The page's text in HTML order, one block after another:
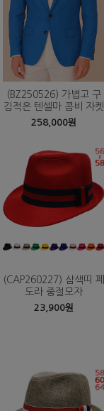
(BZ250526) 가볍고 구
김적은 텐셀마 콤비 자켓
258,000원
(CAP260227) 삼색띠 페
도라 중절모자
23,900원